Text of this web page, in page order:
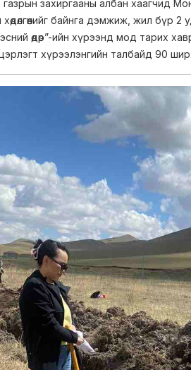
захиргааны албан хаагчид
байнга дэмжиж, жил бүр 2
өдөр”-ийн хүрээнд мод тарих
хүрээлэнгийн талбайд 90